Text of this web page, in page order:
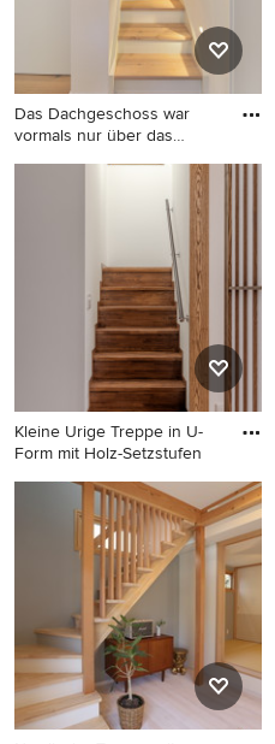
Das Dachgeschoss war
vormals nur über das
Gewendelte, Mittelgroße
Moderne Treppe mit Holz-
Setzstufen in Frankfurt am
Kleine Urige Treppe in U-
Form mit Holz-Setzstufen
Kleine Urige Treppe in U-
Form mit Holz-Setzstufen
und Tapetenwänden in